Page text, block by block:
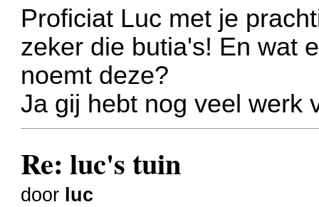
Proficiat Luc met je
zeker die butia's! En wat
noemt deze?
Ja gij hebt nog veel werk
Re: luc's tuin
door luc